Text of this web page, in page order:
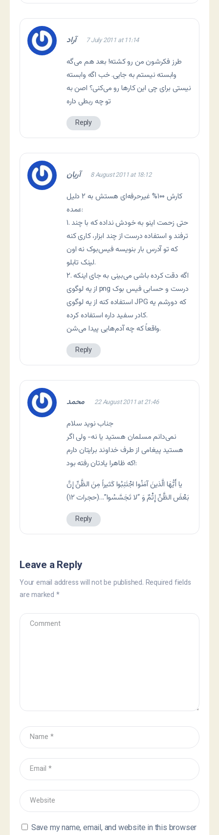
آراد 7 July 2011 at 11:14
طرز فکرشون من رو کشته! بعد هم می‌گه
وابسته نیستم به جایی. خب اگه وابسته
نیستی برای چی این کارها رو می‌کنی؟ اصن به
تو چه ربطی داره
Reply
آریان 8 August 2011 at 18:12
کارش ۱۰۰% غیرحرفه‌ای هستش به ۲ دلیل
عمده:
۱. حتی زحمت اینو به خودش نداده که با چند
ترفند و استفاده درست از چند ابزار، کاری کنه
که تو آدرس بار بنویسه فیس‌بوک نه اون
لینک تابلو.
۲. اگه دقت کرده باشی می‌بینی به جای اینکه
از یه لوگوی png درست و حسابی فیس بوک
استفاده کنه از یه لوگوی JPG که دورشم یه
کادر سفید داره استفاده کرده.
واقعاً که چه آدم‌هایی پیدا می‌شن.
Reply
محمد 22 August 2011 at 21:46
جناب نوید سلام
نمی‌دانم مسلمان هستید یا نه- ولی اگر
هستید پیغامی از طرف خداوند برایتان دارم
که ظاهرا یادتان رفته بود!:
يا أَيُّهَا الَّذينَ آمَنُوا اجْتَنِبُوا كَثيراً مِنَ الظَّنِّ إِنَّ
بَعْضَ الظَّنِّ إِثْمٌ وَ “لا تَجَسَّسُوا”…(حجرات ۱۲)
Reply
Leave a Reply
Your email address will not be published. Required fields
are marked *
Save my name, email, and website in this browser